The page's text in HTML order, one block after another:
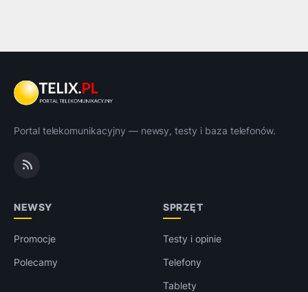
Portal telekomunikacyjny — newsy, testy i baza telefonów.
NEWSY
Promocje
Polecamy
SPRZĘT
Testy i opinie
Telefony
Tablety